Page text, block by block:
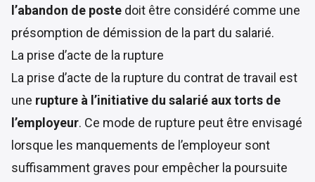
l’abandon de poste doit être considéré comme une
présomption de démission de la part du salarié.
La prise d’acte de la rupture
La prise d’acte de la rupture du contrat de travail est
une rupture à l’initiative du salarié aux torts de
l’employeur. Ce mode de rupture peut être envisagé
lorsque les manquements de l’employeur sont
suffisamment graves pour empêcher la poursuite